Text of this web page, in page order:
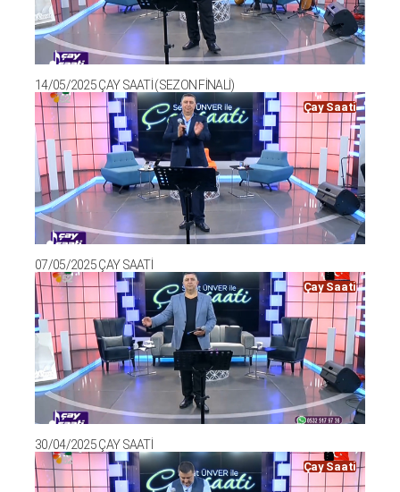
14/05/2025 ÇAY SAATİ (SEZON FİNALİ)
Çay Saati
07/05/2025 ÇAY SAATİ
Çay Saati
30/04/2025 ÇAY SAATİ
Çay Saati